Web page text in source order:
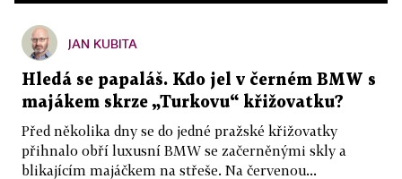
JAN KUBITA
Hledá se papaláš. Kdo jel v černém BMW s
majákem skrze „Turkovu“ křižovatku?
Před několika dny se do jedné pražské křižovatky
přihnalo obří luxusní BMW se začerněnými skly a
blikajícím majáčkem na střeše. Na červenou...